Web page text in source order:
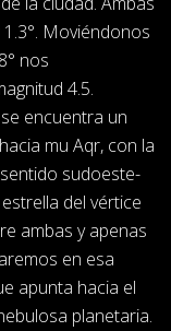
Moviéndonos
nos
4.5.
encuentra un
mu Aqr, con la
sudoeste-
del vértice
ambas y apenas
en esa
apunta hacia el
planetaria.